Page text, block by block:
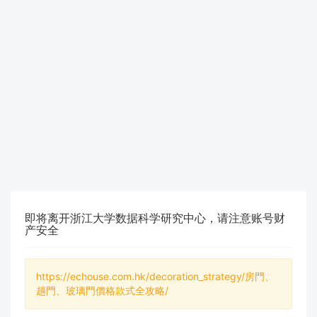
即将离开浙江大学数据科学研究中心，请注意账号财
产安全
https://echouse.com.hk/decoration_strategy/房門、
趟門、玻璃門價格款式全攻略/